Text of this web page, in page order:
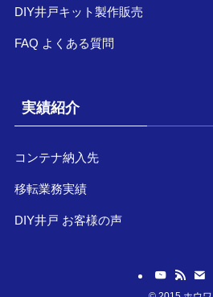
DIY井戸キット製作販売
FAQ よくある質問
実績紹介
コンテナ納入先
移転業務実績
DIY井戸 お客様の声